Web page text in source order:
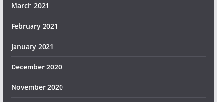
March 2021
February 2021
January 2021
December 2020
November 2020